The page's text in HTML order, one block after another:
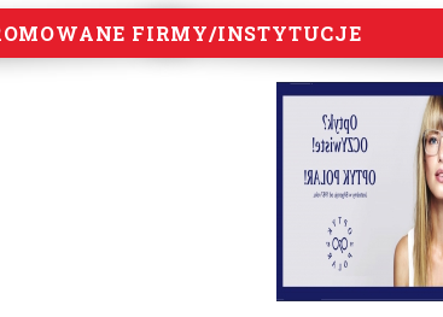
FIRMY/INSTYTUCJE